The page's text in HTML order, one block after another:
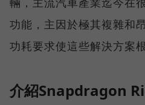
功能，主因於極其複雜和
功耗要求使這些解決方案
介紹Snapdragon